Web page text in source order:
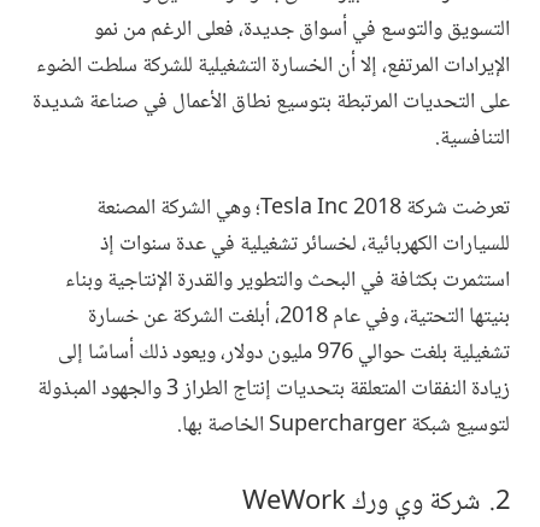
التسويق والتوسع في أسواق جديدة، فعلى الرغم من نمو
الإيرادات المرتفع، إلا أن الخسارة التشغيلية للشركة سلطت الضوء
على التحديات المرتبطة بتوسيع نطاق الأعمال في صناعة شديدة
التنافسية.
تعرضت شركة Tesla Inc 2018؛ وهي الشركة المصنعة
للسيارات الكهربائية، لخسائر تشغيلية في عدة سنوات إذ
استثمرت بكثافة في البحث والتطوير والقدرة الإنتاجية وبناء
بنيتها التحتية، وفي عام 2018، أبلغت الشركة عن خسارة
تشغيلية بلغت حوالي 976 مليون دولار، ويعود ذلك أساسًا إلى
زيادة النفقات المتعلقة بتحديات إنتاج الطراز 3 والجهود المبذولة
لتوسيع شبكة Supercharger الخاصة بها.
شركة وي ورك WeWork